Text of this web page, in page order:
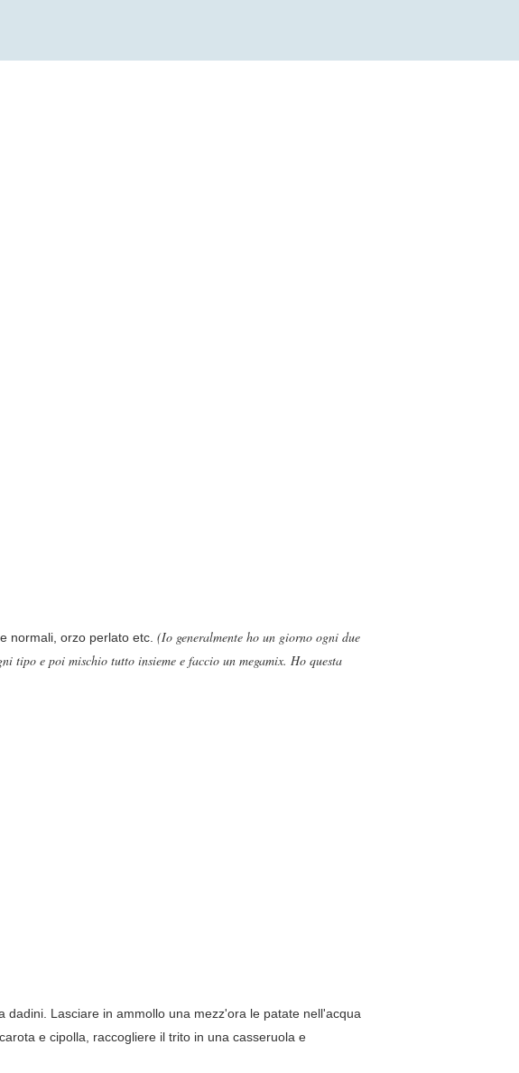
normali, orzo perlato etc. (Io generalmente ho un giorno ogni due
tipo e poi mischio tutto insieme e faccio un megamix. Ho questa
Lasciare in ammollo una mezz'ora le patate nell'acqua
e cipolla, raccogliere il trito in una casseruola e